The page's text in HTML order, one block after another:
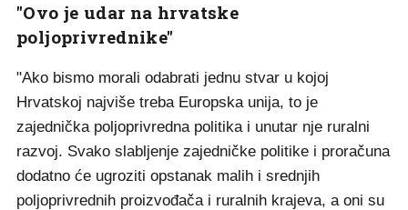
"Ovo je udar na hrvatske
poljoprivrednike"
"Ako bismo morali odabrati jednu stvar u kojoj
Hrvatskoj najviše treba Europska unija, to je
zajednička poljoprivredna politika i unutar nje ruralni
razvoj. Svako slabljenje zajedničke politike i proračuna
dodatno će ugroziti opstanak malih i srednjih
poljoprivrednih proizvođača i ruralnih krajeva, a oni su